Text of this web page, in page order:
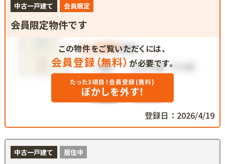
中古一戸建て 会員限定
会員限定物件です
この物件をご覧いただくには、
会員登録（無料） が必要です。
たった3項目！会員登録(無料)
ぼかしを外す！
登録日：2026/4/19
中古一戸建て 居住中